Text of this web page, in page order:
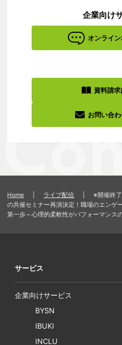
企業向け
オンライ
資料請
お問い合
Home ライブ配信
※開催終
の共催セミナー再演決定！職場のエンゲ
第一歩～心理的柔軟性がパフォーマンス
サービス
企業向けサービス
BYSN
IBUKI
INCLU